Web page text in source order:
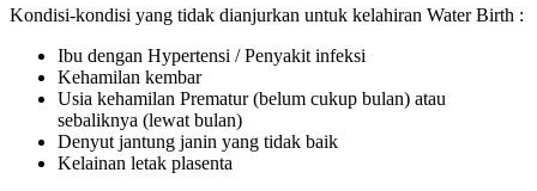
Kondisi-kondisi yang tidak dianjurkan untuk kelahiran Water Birth :
Ibu dengan Hypertensi / Penyakit infeksi
Kehamilan kembar
Usia kehamilan Prematur (belum cukup bulan) atau
sebaliknya (lewat bulan)
Denyut jantung janin yang tidak baik
Kelainan letak plasenta